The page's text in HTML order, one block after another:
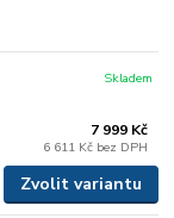
7 999 Kč
6 611 Kč bez DPH
Skladem
Zvolit variantu